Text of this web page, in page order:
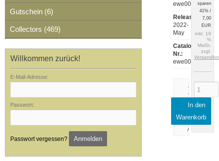
ewe001
Release:
2022-
May
Catalog
Nr.:
ewe001
drucken
Rezension
schreiben
sparen
41% /
7,00
EUR
inkl. 19
%
MwSt.
zzgl.
In den
Warenkorb
Gutschein (6)
Collectors (469)
Willkommen zurück!
E-Mail-Adresse:
Passwort:
Passwort vergessen? Anmelden